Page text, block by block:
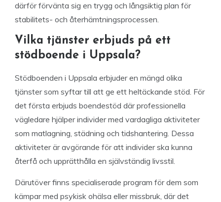
därför förvänta sig en trygg och långsiktig plan för
stabilitets- och återhämtningsprocessen.
Vilka tjänster erbjuds på ett
stödboende i Uppsala?
Stödboenden i Uppsala erbjuder en mängd olika
tjänster som syftar till att ge ett heltäckande stöd. För
det första erbjuds boendestöd där professionella
vägledare hjälper individer med vardagliga aktiviteter
som matlagning, städning och tidshantering. Dessa
aktiviteter är avgörande för att individer ska kunna
återfå och upprätthålla en självständig livsstil.
Därutöver finns specialiserade program för dem som
kämpar med psykisk ohälsa eller missbruk, där det